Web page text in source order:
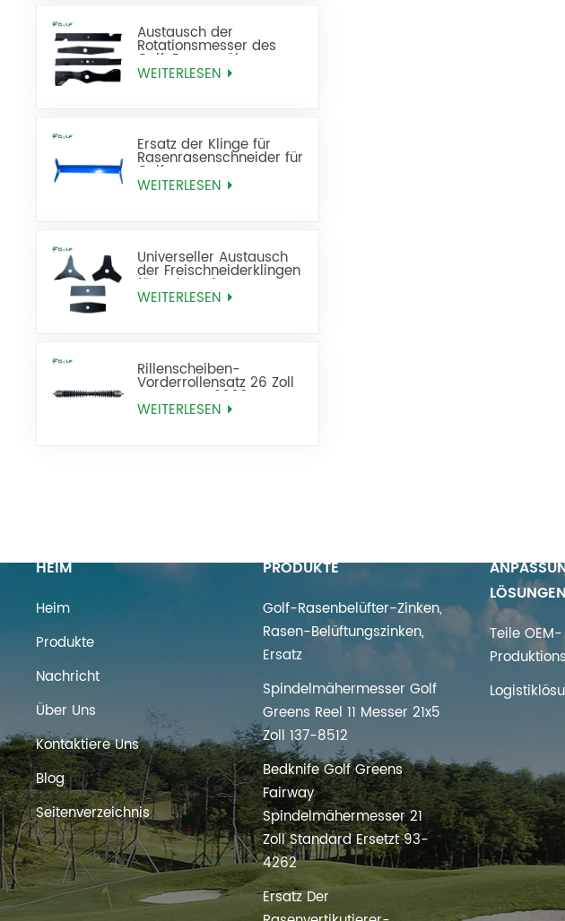
Austausch der
Rotationsmesser des
Golf-Rasenmähers
WEITERLESEN
Ersatz der Klinge für
Rasenrasenschneider für
Golfrasen
WEITERLESEN
Universeller Austausch
der Freischneiderklingen
für Unkrautfresser
WEITERLESEN
Rillenscheiben-
Vorderrollensatz 26 Zoll
ersetzt AMT2968
BM25318
WEITERLESEN
HEIM
Heim
Produkte
Nachricht
Über Uns
Kontaktiere Uns
Blog
Seitenverzeichnis
PRODUKTE
Golf-Rasenbelüfter-Zinken,
Rasen-Belüftungszinken,
Ersatz
Spindelmähermesser Golf
Greens Reel 11 Messer 21x5
Zoll 137-8512
Bedknife Golf Greens
Fairway
Spindelmähermesser 21
Zoll Standard Ersetzt 93-
4262
Ersatz Der
LÖSUNGEN
Teile OEM-